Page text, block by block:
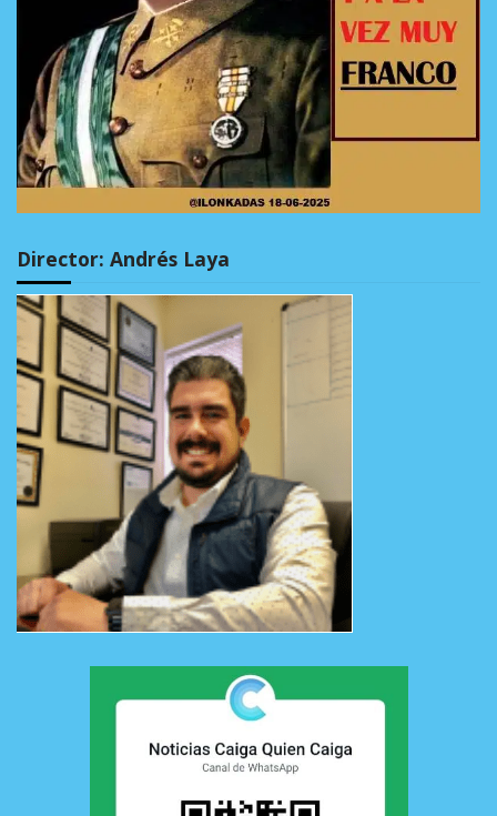
Director: Andrés Laya